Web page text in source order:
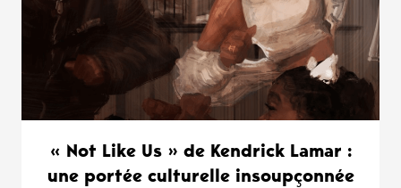
« Not Like Us » de Kendrick Lamar :
une portée culturelle insoupçonnée